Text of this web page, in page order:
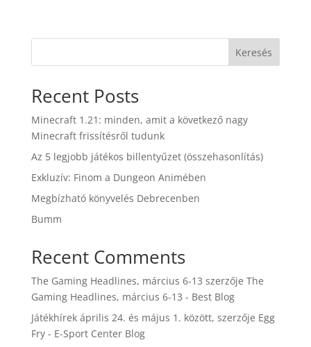
Keresés
Recent Posts
Minecraft 1.21: minden, amit a következő nagy
Minecraft frissítésről tudunk
Az 5 legjobb játékos billentyűzet (összehasonlítás)
Exkluzív: Finom a Dungeon Animében
Megbízható könyvelés Debrecenben
Bumm
Recent Comments
The Gaming Headlines, március 6-13 szerzője The
Gaming Headlines, március 6-13 - Best Blog
Játékhírek április 24. és május 1. között, szerzője Egg
Fry - E-Sport Center Blog